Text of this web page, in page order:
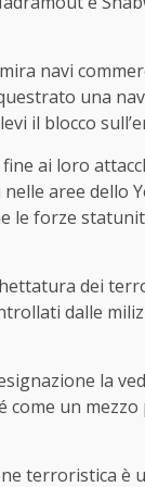
navi
una
il blocco
ai loro
aree dello
le forze
dei
dalle
la
un
terroristica